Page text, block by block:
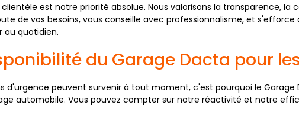
est notre priorité absolue. Nous valorisons la transparence,
de vos besoins, vous conseille avec professionnalisme, et
quotidien.
du Garage Dacta pour
d'urgence peuvent survenir à tout moment, c'est pourquoi le Garage
automobile. Vous pouvez compter sur notre réactivité et notre